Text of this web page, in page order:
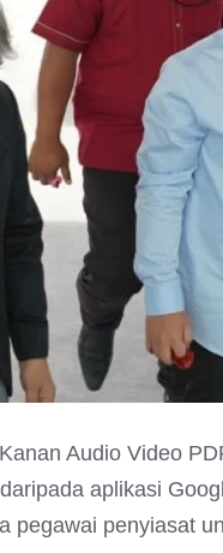
Audio Video
aplikasi
pegawai penyiasat